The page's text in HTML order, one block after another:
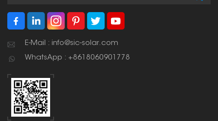
E-Mail : info@sic-solar.com
WhatsApp : +8618060901778